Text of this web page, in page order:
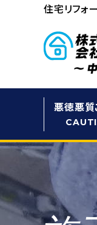
住宅リフォ
悪徳悪質